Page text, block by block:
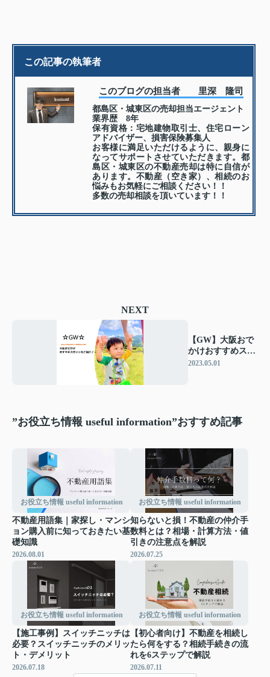
この記事の執筆者
このブログの担当者 里深 隆司
都島区・城東区の売却担当エージェント
業界歴 8年
保有資格：宅地建物取引士、住宅ローン
アドバイザー、損害保険募集人
お客様に満足いただけるように、親身に
なってサポートさせていただきます。都
島区・城東区の不動産売却は特に自信が
あります。不動産（空き家）、相続のお
悩みもお気軽にご相談ください！！
多数の売却相談を頂いています！！
NEXT
【GW】大阪おで
かけおすすめスポ
ットをご紹介♪～
2023.05.01
”お役立ち情報 useful information”おすすめ記事
お役立ち情報 useful information
不動産用語集｜家探し・マンシ
ョン購入前に知っておきたい基
礎知識
2026.08.01
お役立ち情報 useful information
知らないと損！不動産の仲介手
数料とは？相場・計算方法・値
引きの注意点を解説
2026.07.25
お役立ち情報 useful information
【施工事例】スイッチニッチは
必要？スイッチニッチのメリッ
ト・デメリット
2026.07.18
お役立ち情報 useful information
【初心者向け】不動産を相続し
たら何をする？相続手続きの流
れを6ステップで解説
2026.07.11